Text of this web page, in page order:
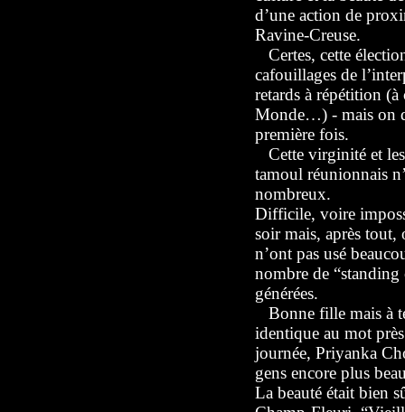
d’une action de
Ravine-Creuse.
Certes, cette
cafouillages de
retards à répétition
Monde…) - mais on
première fois.
Cette virginité et
tamoul réunionnais
nombreux.
Difficile, voire
soir mais, après tout,
n’ont pas usé
nombre de
générées.
Bonne fille mais à
identique au mot
journée, Priyanka
gens encore plus
La beauté était bien